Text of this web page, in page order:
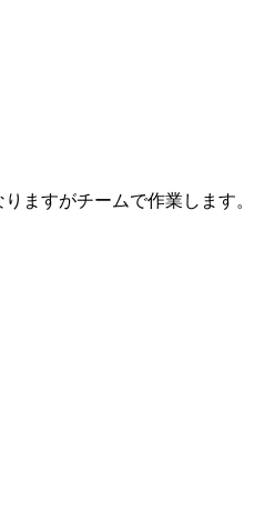
ますがチームで作業します。